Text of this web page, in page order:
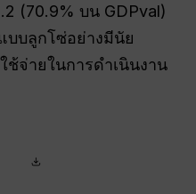
(70.9% บน GDPval)
บบลูกโซ่อย่างมีนัย
จ่ายในการดำเนินงาน